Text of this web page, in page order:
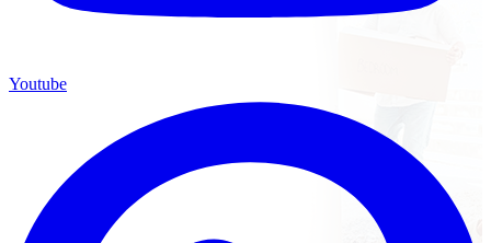
Youtube